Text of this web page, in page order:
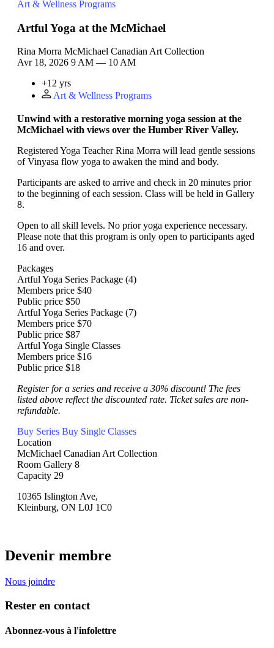
Art & Wellness Programs
Artful Yoga at the McMichael
Rina Morra McMichael Canadian Art Collection
Avr 18, 2026 9 AM — 10 AM
+12 yrs
Art & Wellness Programs
Unwind with a restorative morning yoga session at the
McMichael with views over the Humber River Valley.
Registered Yoga Teacher Rina Morra will lead gentle sessions
of Vinyasa flow yoga to awaken the mind and body.
Participants are asked to arrive and check in 20 minutes prior
to the beginning of each session. Class will be held in Gallery
8.
Open to all skill levels. No prior yoga experience necessary.
Please note that this program is only open to participants aged
16 and over.
Packages
Artful Yoga Series Package (4)
Members price $40
Public price $50
Artful Yoga Series Package (7)
Members price $70
Public price $87
Artful Yoga Single Classes
Members price $16
Public price $18
Register for a series and receive a 30% discount! The fees
listed above reflect the discounted rate. Ticket sales are non-
refundable.
Buy Series Buy Single Classes
Location
McMichael Canadian Art Collection
Room Gallery 8
Capacity 29
10365 Islington Ave,
Kleinburg, ON L0J 1C0
Devenir membre
Nous joindre
Rester en contact
Abonnez-vous à l'infolettre